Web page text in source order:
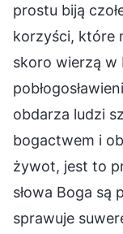
prostu biją
korzyści, które
skoro wierzą w
obdarza ludzi
bogactwem i
żywot, jest to
słowa Boga są
sprawuje